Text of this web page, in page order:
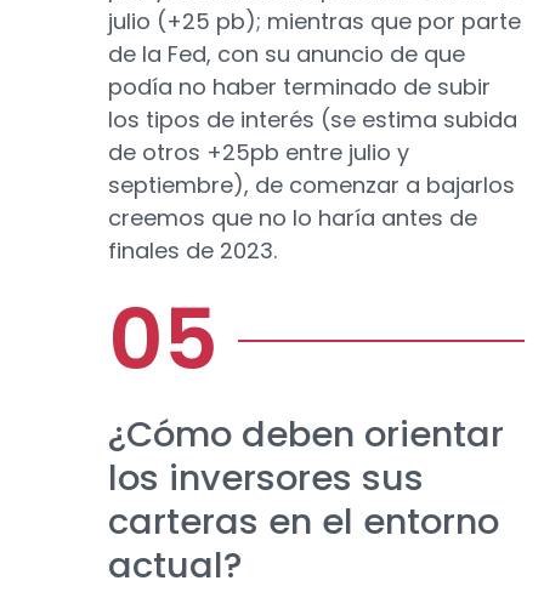
julio (+25 pb); mientras que por parte
de la Fed, con su anuncio de que
podía no haber terminado de subir
los tipos de interés (se estima subida
de otros +25pb entre julio y
septiembre), de comenzar a bajarlos
creemos que no lo haría antes de
finales de 2023.
¿Cómo deben orientar
los inversores sus
carteras en el entorno
actual?